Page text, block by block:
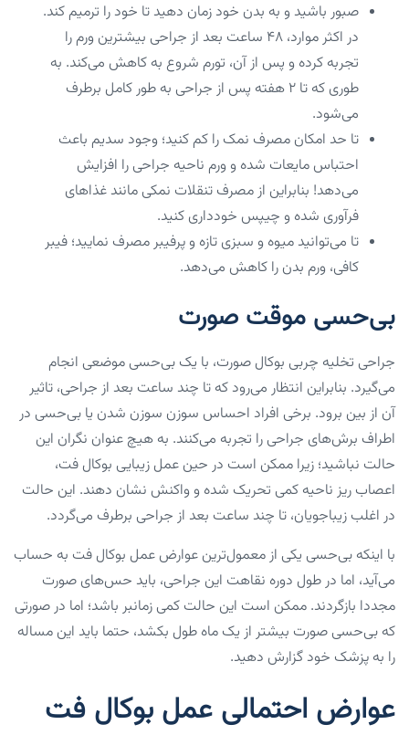
صبور باشید و به بدن خود زمان دهید تا خود را ترمیم کند.
در اکثر موارد، ۴۸ ساعت بعد از جراحی بیشترین ورم را
تجربه کرده و پس از آن، تورم شروع به کاهش می‌کند. به
طوری که تا ۲ هفته پس از جراحی به طور کامل برطرف
می‌شود.
تا حد امکان مصرف نمک را کم کنید؛ وجود سدیم باعث
احتباس مایعات شده و ورم ناحیه جراحی را افزایش
می‌دهد! بنابراین از مصرف تنقلات نمکی مانند غذاهای
فرآوری شده و چیپس خودداری کنید.
تا می‌توانید میوه و سبزی تازه و پرفیبر مصرف نمایید؛ فیبر
کافی، ورم بدن را کاهش می‌دهد.
بی‌حسی موقت صورت
جراحی تخلیه چربی بوکال صورت، با یک بی‌حسی موضعی انجام
می‌گیرد. بنابراین انتظار می‌رود که تا چند ساعت بعد از جراحی، تاثیر
آن از بین برود. برخی افراد احساس سوزن سوزن شدن یا بی‌حسی در
اطراف برش‌های جراحی را تجربه می‌کنند. به هیچ عنوان نگران این
حالت نباشید؛ زیرا ممکن است در حین عمل زیبایی بوکال فت،
اعصاب ریز ناحیه کمی تحریک شده و واکنش نشان دهند. این حالت
در اغلب زیباجویان، تا چند ساعت بعد از جراحی برطرف می‌گردد.
با اینکه بی‌حسی یکی از معمول‌ترین عوارض عمل بوکال فت به حساب
می‌آید، اما در طول دوره نقاهت این جراحی، باید حس‌های صورت
مجددا بازگردند. ممکن است این حالت کمی زمانبر باشد؛ اما در صورتی
که بی‌حسی صورت بیشتر از یک ماه طول بکشد، حتما باید این مساله
را به پزشک خود گزارش دهید.
عوارض احتمالی عمل بوکال فت